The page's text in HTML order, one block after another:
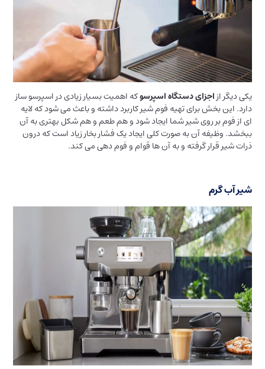
یکی دیگر ازاجزای دستگاه اسپرسوکه اهمیت بسیار زیادی در اسپرسو ساز
دارد. این بخش برای تهیه فوم شیر کاربرد داشته و باعث می شود که لایه
ای از فوم بر روی شیر شما ایجاد شود و هم طعم و هم شکل بهتری به آن
ببخشد. وظیفه آن به صورت کلی ایجاد یک فشار بخار زیاد است که درون
ذرات شیر قرار گرفته و به آن ها قوام و فوم دهی می کند.
شیر آب گرم